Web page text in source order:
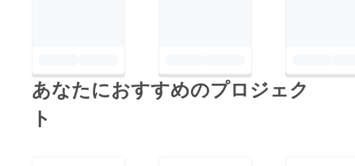
あなたにおすすめのプロジェク
ト